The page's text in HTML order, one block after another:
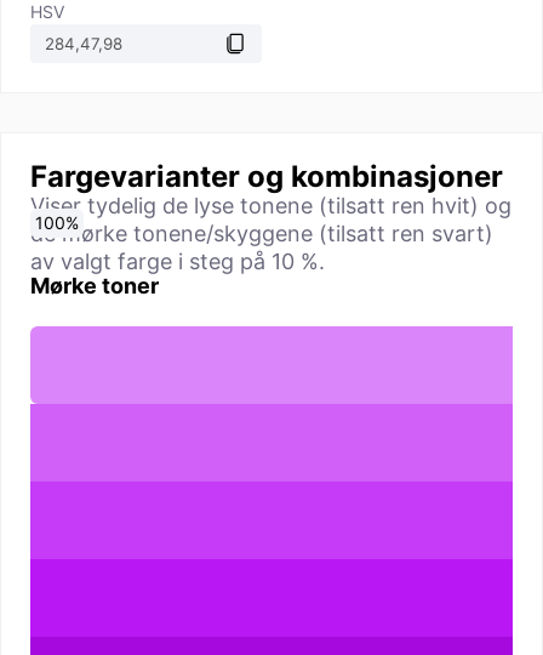
HSV
Fargevarianter og kombinasjoner
Viser tydelig de lyse tonene (tilsatt ren hvit) og
de mørke tonene/skyggene (tilsatt ren svart)
av valgt farge i steg på 10 %.
Mørke toner
0%
10%
20%
30%
40%
50%
60%
70%
80%
90%
100%